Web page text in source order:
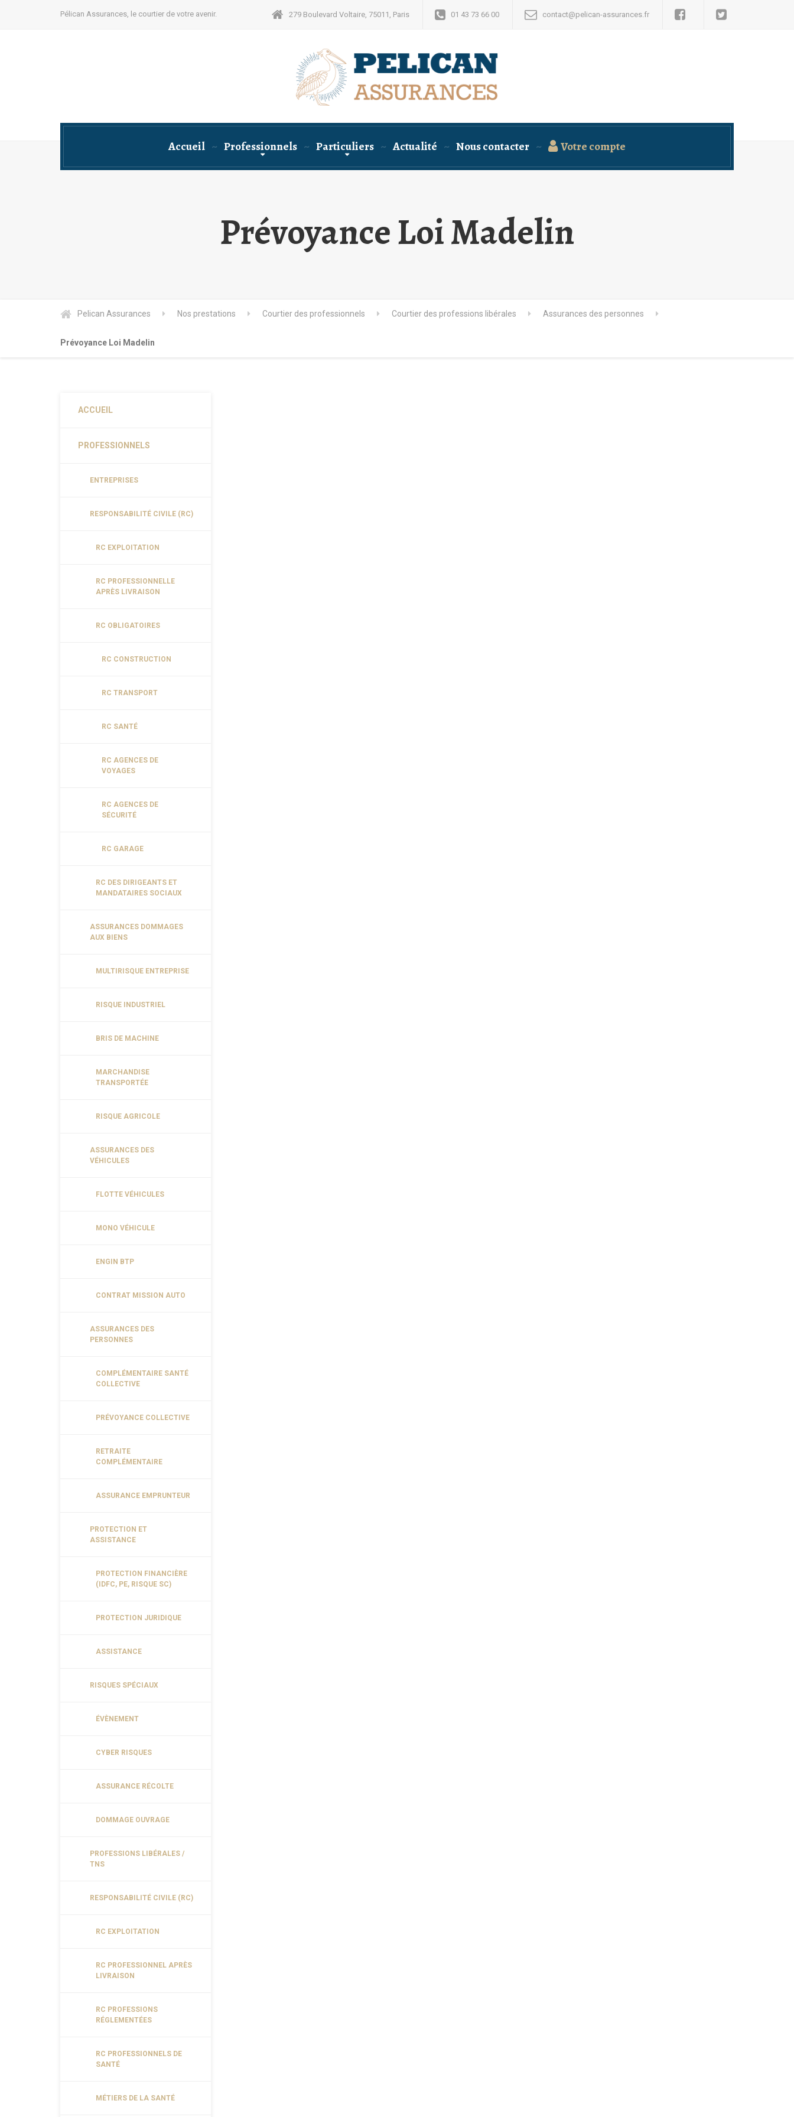
Pélican Assurances, le courtier de votre avenir. 279 Boulevard Voltaire, 75011, Paris 01 43 73 66 00 contact@pelican-assurances.fr
Accueil Professionnels Particuliers Actualité Nous contacter Votre compte
Prévoyance Loi Madelin
Pelican Assurances Nos prestations Courtier des professionnels Courtier des professions libérales Assurances des personnes
Prévoyance Loi Madelin
ACCUEIL
PROFESSIONNELS
ENTREPRISES
RESPONSABILITÉ CIVILE (RC)
RC EXPLOITATION
RC PROFESSIONNELLE
APRÈS LIVRAISON
RC OBLIGATOIRES
RC CONSTRUCTION
RC TRANSPORT
RC SANTÉ
RC AGENCES DE
VOYAGES
RC AGENCES DE
SÉCURITÉ
RC GARAGE
RC DES DIRIGEANTS ET
MANDATAIRES SOCIAUX
ASSURANCES DOMMAGES
AUX BIENS
MULTIRISQUE ENTREPRISE
RISQUE INDUSTRIEL
BRIS DE MACHINE
MARCHANDISE
TRANSPORTÉE
RISQUE AGRICOLE
ASSURANCES DES
VÉHICULES
FLOTTE VÉHICULES
MONO VÉHICULE
ENGIN BTP
CONTRAT MISSION AUTO
ASSURANCES DES
PERSONNES
COMPLÉMENTAIRE SANTÉ
COLLECTIVE
PRÉVOYANCE COLLECTIVE
RETRAITE
COMPLÉMENTAIRE
ASSURANCE EMPRUNTEUR
PROTECTION ET
ASSISTANCE
PROTECTION FINANCIÈRE
(IDFC, PE, RISQUE SC)
PROTECTION JURIDIQUE
ASSISTANCE
RISQUES SPÉCIAUX
ÉVÈNEMENT
CYBER RISQUES
ASSURANCE RÉCOLTE
DOMMAGE OUVRAGE
PROFESSIONS LIBÉRALES /
TNS
RESPONSABILITÉ CIVILE (RC)
RC EXPLOITATION
RC PROFESSIONNEL APRÈS
LIVRAISON
RC PROFESSIONS
RÉGLEMENTÉES
RC PROFESSIONNELS DE
SANTÉ
MÉTIERS DE LA SANTÉ